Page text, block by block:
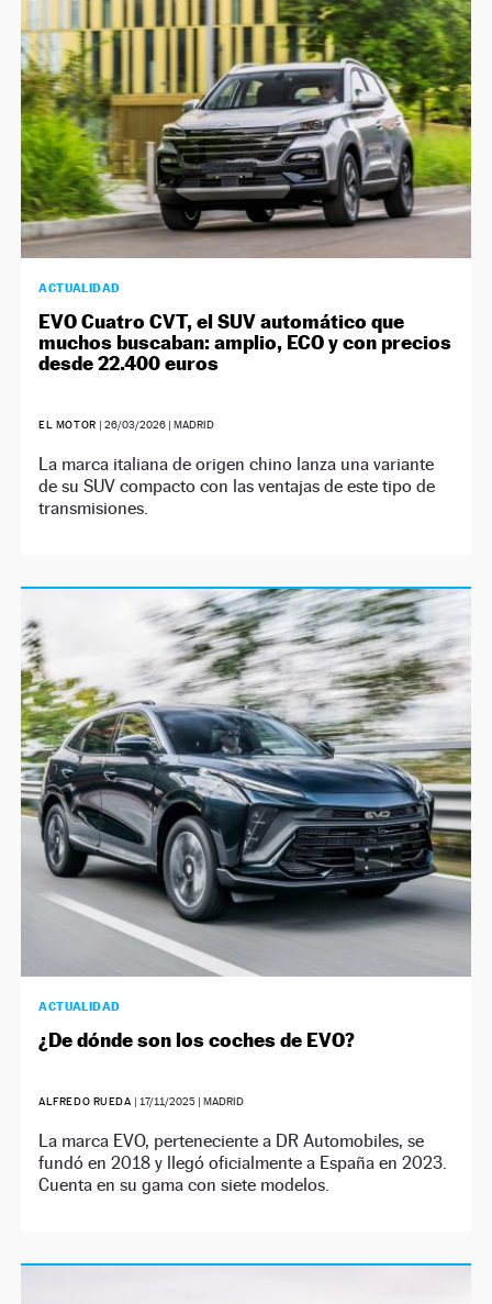
NEWSLETTER
SÍGUENOS
ACTUALIDAD
EVO Cuatro CVT, el SUV automático que
muchos buscaban: amplio, ECO y con precios
desde 22.400 euros
EL MOTOR |26/03/2026 | MADRID
La marca italiana de origen chino lanza una variante
de su SUV compacto con las ventajas de este tipo de
transmisiones.
ACTUALIDAD
¿De dónde son los coches de EVO?
ALFREDO RUEDA | 17/11/2025 | MADRID
La marca EVO, perteneciente a DR Automobiles, se
fundó en 2018 y llegó oficialmente a España en 2023.
Cuenta en su gama con siete modelos.